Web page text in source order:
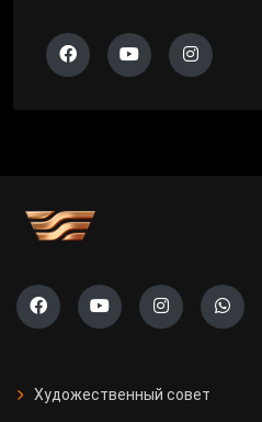
Художественный совет